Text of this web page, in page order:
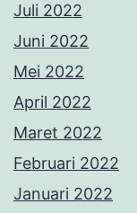
Juli 2022
Juni 2022
Mei 2022
April 2022
Maret 2022
Februari 2022
Januari 2022